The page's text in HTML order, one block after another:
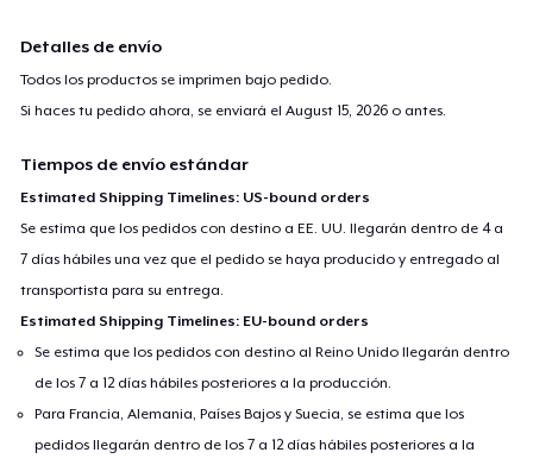
Detalles de envío
Todos los productos se imprimen bajo pedido.
Si haces tu pedido ahora, se enviará elAugust 15, 2026 o antes.
Tiempos de envío estándar
Estimated Shipping Timelines: US-bound orders
Se estima que los pedidos con destino a EE. UU. llegarán dentro de 4 a
7 días hábiles una vez que el pedido se haya producido y entregado al
transportista para su entrega.
Estimated Shipping Timelines: EU-bound orders
Se estima que los pedidos con destino al Reino Unido llegarán dentro
de los 7 a 12 días hábiles posteriores a la producción.
Para Francia, Alemania, Países Bajos y Suecia, se estima que los
pedidos llegarán dentro de los 7 a 12 días hábiles posteriores a la